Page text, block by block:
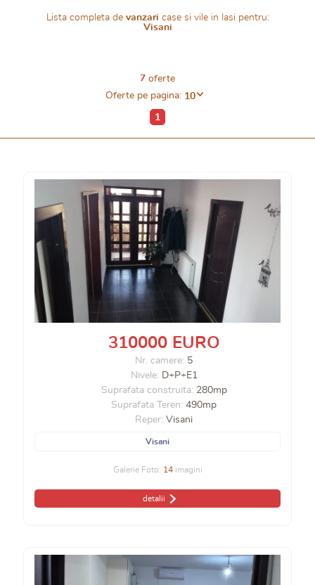
Lista completa de vanzari case si vile in Iasi pentru:
Visani
7 oferte
Oferte pe pagina: 10
1
310000 EURO
Nr. camere: 5
Nivele: D+P+E1
Suprafata construita: 280mp
Suprafata Teren: 490mp
Reper: Visani
Visani
Galerie Foto: 14imagini
detalii